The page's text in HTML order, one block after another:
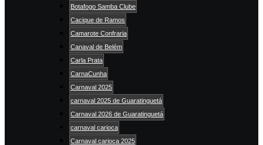
Botafogo Samba Clube
Cacique de Ramos
Camarote Confraria
Canaval de Belém
Carla Prata
CarnaCunha
Carnaval 2025
carnaval 2025 de Guaratinguetá
Carnaval 2026 de Guaratinguetá
carnaval carioca
Carnaval carioca 2025